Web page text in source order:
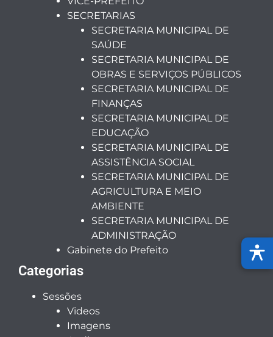
SECRETARIAS
SECRETARIA MUNICIPAL DE
SAÚDE
SECRETARIA MUNICIPAL DE
OBRAS E SERVIÇOS PÚBLICOS
SECRETARIA MUNICIPAL DE
FINANÇAS
SECRETARIA MUNICIPAL DE
EDUCAÇÃO
SECRETARIA MUNICIPAL DE
ASSISTÊNCIA SOCIAL
SECRETARIA MUNICIPAL DE
AGRICULTURA E MEIO
AMBIENTE
SECRETARIA MUNICIPAL DE
ADMINISTRAÇÃO
Gabinete do Prefeito
Categorias
Sessões
Videos
Imagens